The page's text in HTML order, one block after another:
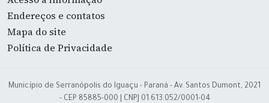
Endereços e contatos
Mapa do site
Política de Privacidade
Município de Serranópolis do Iguaçu - Paraná - Av. Santos Dumont, 2021
- CEP 85885-000 | CNPJ 01.613.052/0001-04